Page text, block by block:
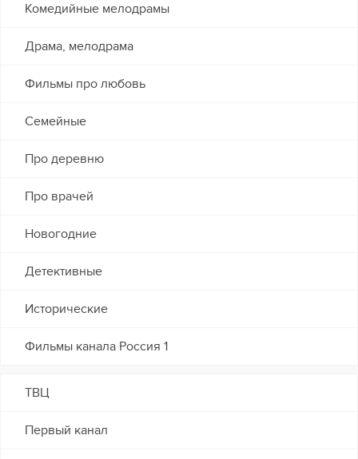
Комедийные мелодрамы
Драма, мелодрама
Фильмы про любовь
Семейные
Про деревню
Про врачей
Новогодние
Детективные
Исторические
Фильмы канала Россия 1
ТВЦ
Первый канал